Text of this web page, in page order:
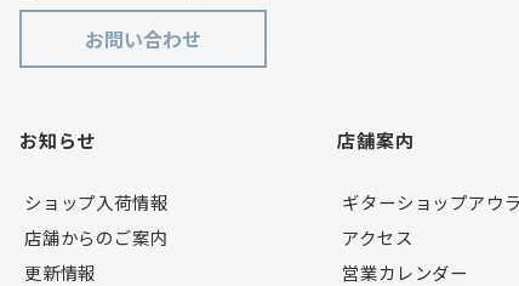
お問い合わせ
お知らせ
ショップ入荷情報
店舗からのご案内
更新情報
店舗案内
ギターショップアウラ
アクセス
営業カレンダー